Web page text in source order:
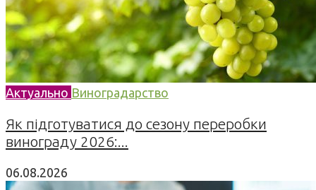
Актуально Виноградарство
Як підготуватися до сезону переробки
винограду 2026:...
06.08.2026